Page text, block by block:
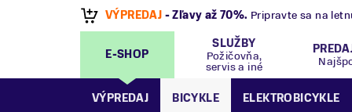
VÝPREDAJ - Zľavy až 70%. Pripravte sa na
E-SHOP
SLUŽBY
Požičovňa,
servis a iné
VÝPREDAJ BICYKLE ELEKTROBICYKLE